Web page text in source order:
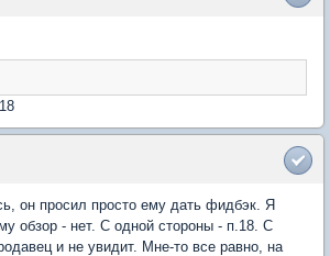
он просил просто ему дать фидбэк. Я
обзор - нет. С одной стороны - п.18. С
и не увидит. Мне-то все равно, на